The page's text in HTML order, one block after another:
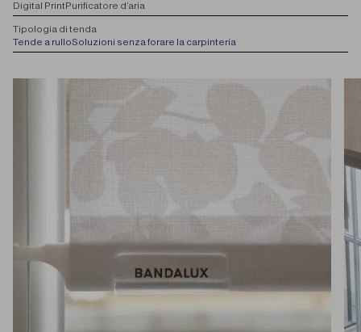
Digital PrintPurificatore d’aria
Tipologia di tenda
Tende a rulloSoluzioni senza forare la carpintería